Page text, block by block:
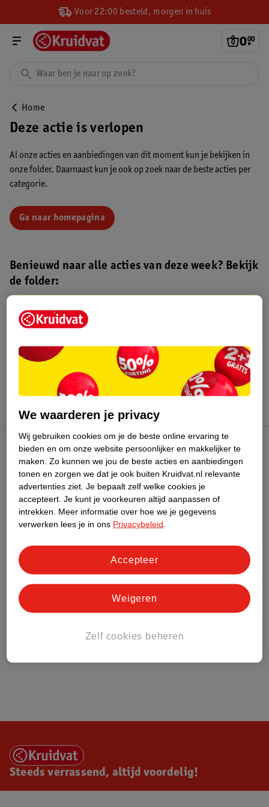
Voor 22:00 besteld, morgen in huis
0.
00
Home
Deze actie is verlopen
Al onze acties en aanbiedingen van dit moment kun je bekijken in
onze folder. Daarnaast kun je ook op zoek naar de beste acties per
categorie.
Ga naar homepagina
Benieuwd naar alle acties van deze week? Bekijk
de folder:
Kruidvat folder
augustus 2026.
Kruidvat Club
Klantenservice
Over Kruidvat
Steeds verrassend, altijd voordelig!
We waarderen je privacy
Wij gebruiken cookies om je de beste online ervaring te
bieden en om onze website persoonlijker en makkelijker te
maken. Zo kunnen we jou de beste acties en aanbiedingen
tonen en zorgen we dat je ook buiten Kruidvat.nl relevante
advertenties ziet. Je bepaalt zelf welke cookies je
accepteert. Je kunt je voorkeuren altijd aanpassen of
intrekken.
Meer informatie over hoe we je gegevens
verwerken lees je in ons Privacybeleid
Zelf cookies beheren
Weigeren
Accepteer